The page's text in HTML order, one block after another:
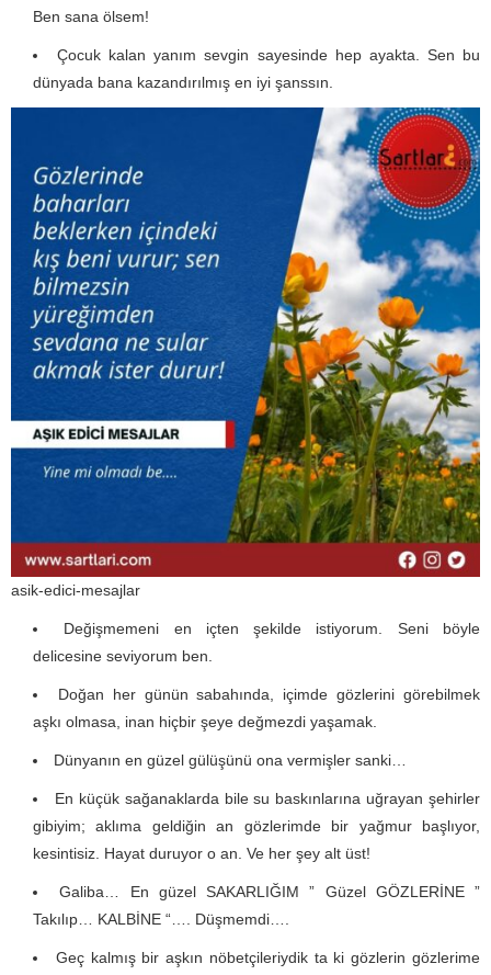
Ben sana ölsem!
Çocuk kalan yanım sevgin sayesinde hep ayakta. Sen bu
dünyada bana kazandırılmış en iyi şanssın.
asik-edici-mesajlar
Değişmemeni en içten şekilde istiyorum. Seni böyle
delicesine seviyorum ben.
Doğan her günün sabahında, içimde gözlerini görebilmek
aşkı olmasa, inan hiçbir şeye değmezdi yaşamak.
Dünyanın en güzel gülüşünü ona vermişler sanki…
En küçük sağanaklarda bile su baskınlarına uğrayan şehirler
gibiyim; aklıma geldiğin an gözlerimde bir yağmur başlıyor,
kesintisiz. Hayat duruyor o an. Ve her şey alt üst!
Galiba… En güzel SAKARLIĞIM ” Güzel GÖZLERİNE ”
Takılıp… KALBİNE “…. Düşmemdi….
Geç kalmış bir aşkın nöbetçileriydik ta ki gözlerin gözlerime